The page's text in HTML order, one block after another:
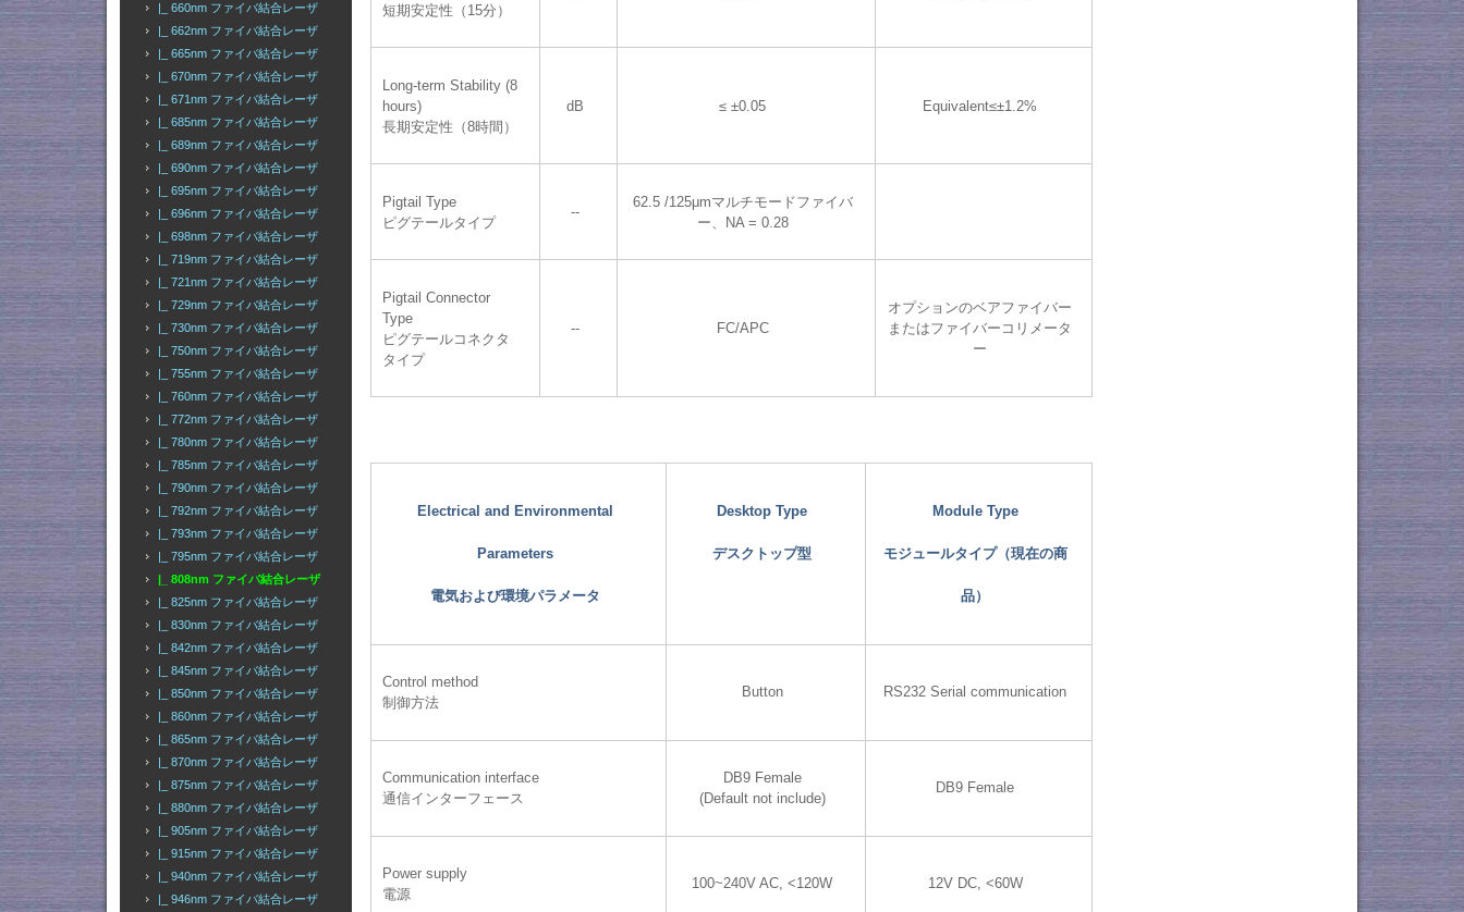
|_ 660nm ファイバ結合レーザ
|_ 662nm ファイバ結合レーザ
|_ 665nm ファイバ結合レーザ
|_ 670nm ファイバ結合レーザ
|_ 671nm ファイバ結合レーザ
|_ 685nm ファイバ結合レーザ
|_ 689nm ファイバ結合レーザ
|_ 690nm ファイバ結合レーザ
|_ 695nm ファイバ結合レーザ
|_ 696nm ファイバ結合レーザ
|_ 698nm ファイバ結合レーザ
|_ 719nm ファイバ結合レーザ
|_ 721nm ファイバ結合レーザ
|_ 729nm ファイバ結合レーザ
|_ 730nm ファイバ結合レーザ
|_ 750nm ファイバ結合レーザ
|_ 755nm ファイバ結合レーザ
|_ 760nm ファイバ結合レーザ
|_ 772nm ファイバ結合レーザ
|_ 780nm ファイバ結合レーザ
|_ 785nm ファイバ結合レーザ
|_ 790nm ファイバ結合レーザ
|_ 792nm ファイバ結合レーザ
|_ 793nm ファイバ結合レーザ
|_ 795nm ファイバ結合レーザ
|_ 808nm ファイバ結合レーザ
|_ 825nm ファイバ結合レーザ
|_ 830nm ファイバ結合レーザ
|_ 842nm ファイバ結合レーザ
|_ 845nm ファイバ結合レーザ
|_ 850nm ファイバ結合レーザ
|_ 860nm ファイバ結合レーザ
|_ 865nm ファイバ結合レーザ
|_ 870nm ファイバ結合レーザ
|_ 875nm ファイバ結合レーザ
|_ 880nm ファイバ結合レーザ
|_ 905nm ファイバ結合レーザ
|_ 915nm ファイバ結合レーザ
|_ 940nm ファイバ結合レーザ
|_ 946nm ファイバ結合レーザ
短期安定性（15分）
Long-term Stability (8
hours)
長期安定性（8時間）
dB ≤ ±0.05 Equivalent≤±1.2%
Pigtail Type
ピグテールタイプ
--
62.5 /125μmマルチモードファイバ
ー、NA = 0.28
Pigtail Connector
Type
ピグテールコネクタ
タイプ
-- FC/APC
オプションのベアファイバー
またはファイバーコリメータ
ー
Electrical and Environmental
Parameters
電気および環境パラメータ
Desktop Type
デスクトップ型
Module Type
モジュールタイプ（現在の商
品）
Control method
制御方法
Button RS232 Serial communication
Communication interface
通信インターフェース
DB9 Female
(Default not include)
DB9 Female
Power supply
電源
100~240V AC, <120W 12V DC, <60W